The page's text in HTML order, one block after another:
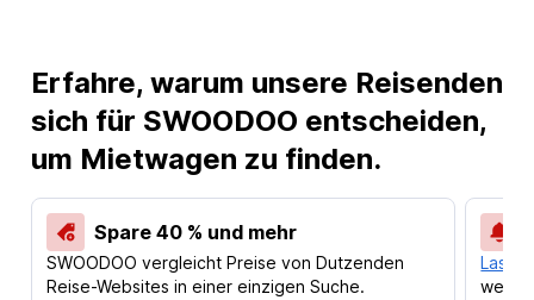
Erfahre, warum unsere Reisenden
sich für SWOODOO entscheiden,
um Mietwagen zu finden.
Spare 40 % und mehr
SWOODOO vergleicht Preise von Dutzenden
Reise-Websites in einer einzigen Suche.
Lass